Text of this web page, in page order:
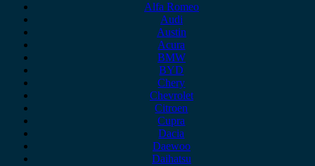
Alfa Romeo
Audi
Austin
Acura
BMW
BYD
Chery
Chevrolet
Citroen
Cupra
Dacia
Daewoo
Daihatsu